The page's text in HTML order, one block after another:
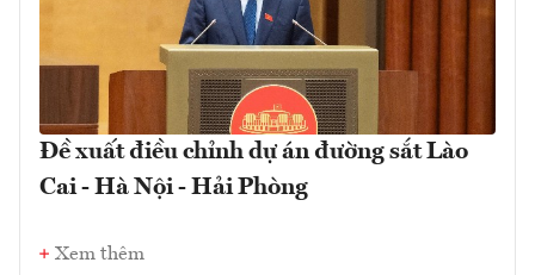
Đề xuất điều chỉnh dự án đường sắt Lào
Cai - Hà Nội - Hải Phòng
Xem thêm